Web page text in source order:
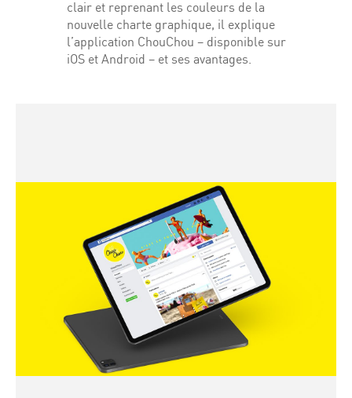
clair et reprenant les couleurs de la
nouvelle charte graphique, il explique
l’application ChouChou – disponible sur
iOS et Android – et ses avantages.